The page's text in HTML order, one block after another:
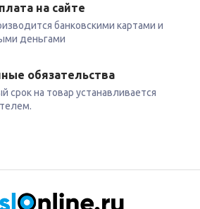
на сайте
банковскими картами и
деньгами
обязательства
срок на товар устанавливается